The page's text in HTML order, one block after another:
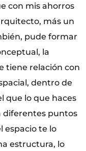
con mis ahorros
más un
pude formar
la
tiene relación con
dentro de
que lo que haces
diferentes puntos
espacio te lo
estructura, lo